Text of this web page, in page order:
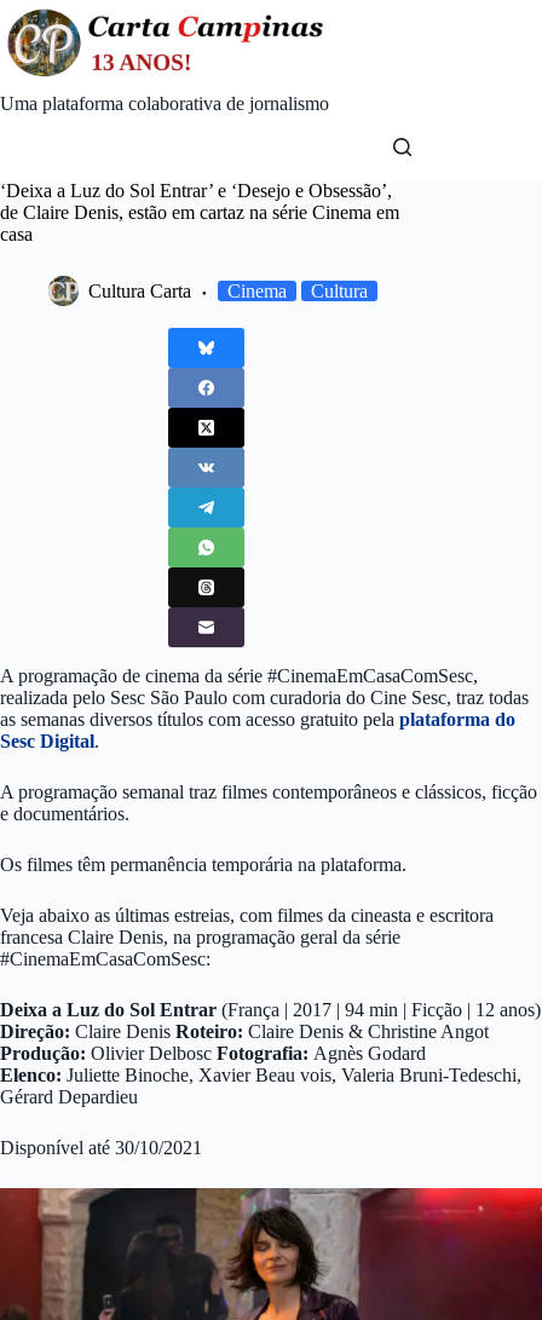
Skip
to
content
Uma plataforma colaborativa de jornalismo
‘Deixa a Luz do Sol Entrar’ e ‘Desejo e Obsessão’,
de Claire Denis, estão em cartaz na série Cinema em
casa
Cultura Carta Cinema Cultura
A programação de cinema da série #CinemaEmCasaComSesc,
realizada pelo Sesc São Paulo com curadoria do Cine Sesc, traz todas
as semanas diversos títulos com acesso gratuito pela plataforma do
Sesc Digital.
A programação semanal traz filmes contemporâneos e clássicos, ficção
e documentários.
Os filmes têm permanência temporária na plataforma.
Veja abaixo as últimas estreias, com filmes da cineasta e escritora
francesa Claire Denis, na programação geral da série
#CinemaEmCasaComSesc:
Deixa a Luz do Sol Entrar (França | 2017 | 94 min | Ficção | 12 anos)
Direção: Claire Denis Roteiro: Claire Denis & Christine Angot
Produção: Olivier Delbosc Fotografia: Agnès Godard
Elenco: Juliette Binoche, Xavier Beau vois, Valeria Bruni-Tedeschi,
Gérard Depardieu
Disponível até 30/10/2021